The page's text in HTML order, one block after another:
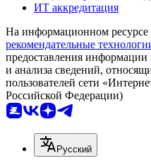
ИТ аккредитация
На информационном ресурсе
рекомендательные
предоставления информации
и анализа сведений,
пользователей сети
Российской Федерации)
Русский